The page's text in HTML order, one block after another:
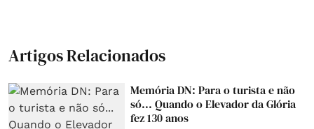
Artigos Relacionados
Memória DN: Para o turista e não
só... Quando o Elevador da Glória
fez 130 anos